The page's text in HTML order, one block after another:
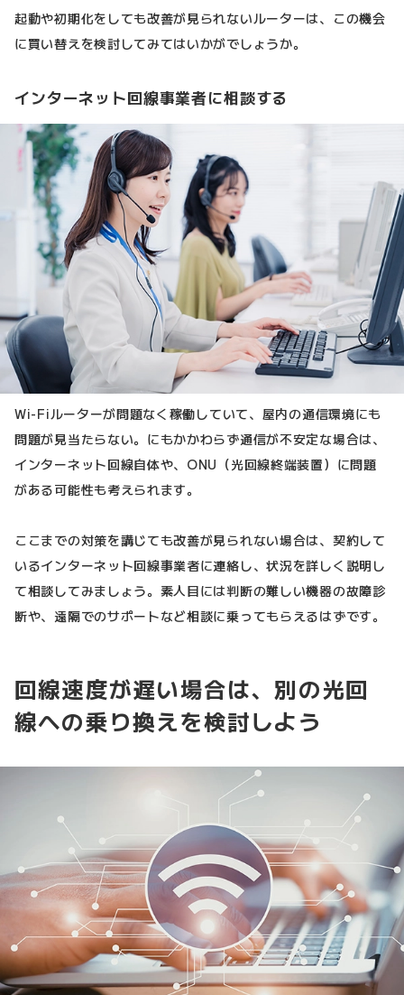
起動や初期化をしても改善が見られないルーターは、この機会
に買い替えを検討してみてはいかがでしょうか。
インターネット回線事業者に相談する
Wi-Fiルーターが問題なく稼働していて、屋内の通信環境にも
問題が見当たらない。にもかかわらず通信が不安定な場合は、
インターネット回線自体や、ONU（光回線終端装置）に問題
がある可能性も考えられます。
ここまでの対策を講じても改善が見られない場合は、契約して
いるインターネット回線事業者に連絡し、状況を詳しく説明し
て相談してみましょう。素人目には判断の難しい機器の故障診
断や、遠隔でのサポートなど相談に乗ってもらえるはずです。
回線速度が遅い場合は、別の光回
線への乗り換えを検討しよう